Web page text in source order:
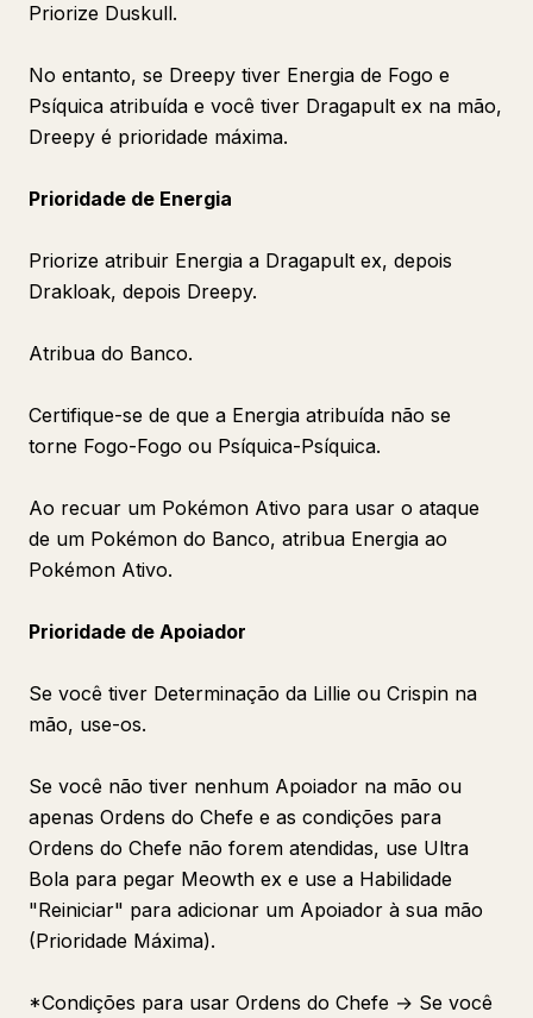
Priorize Duskull.
No entanto, se Dreepy tiver Energia de Fogo e
Psíquica atribuída e você tiver Dragapult ex na mão,
Dreepy é prioridade máxima.
Prioridade de Energia
Priorize atribuir Energia a Dragapult ex, depois
Drakloak, depois Dreepy.
Atribua do Banco.
Certifique-se de que a Energia atribuída não se
torne Fogo-Fogo ou Psíquica-Psíquica.
Ao recuar um Pokémon Ativo para usar o ataque
de um Pokémon do Banco, atribua Energia ao
Pokémon Ativo.
Prioridade de Apoiador
Se você tiver Determinação da Lillie ou Crispin na
mão, use-os.
Se você não tiver nenhum Apoiador na mão ou
apenas Ordens do Chefe e as condições para
Ordens do Chefe não forem atendidas, use Ultra
Bola para pegar Meowth ex e use a Habilidade
"Reiniciar" para adicionar um Apoiador à sua mão
(Prioridade Máxima).
*Condições para usar Ordens do Chefe → Se você